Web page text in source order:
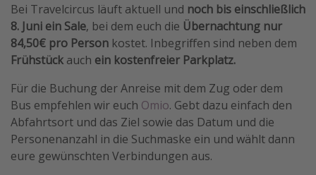
Familienurlaub in der Türkei
Rundreisen in Thailand
Bahnreisen in der Schweiz
Reisepassfreie Reiseziele
Travel Know How
Silvesterreisen
Last Minute Urlaub Mallorca
Bei Travelcircus läuft aktuell und noch bis einschließlich
8. Juni ein Sale, bei dem euch die Übernachtung nur
84,50€ pro Person kostet. Inbegriffen sind neben dem
Frühstück auch ein kostenfreier Parkplatz.
Für die Buchung der Anreise mit dem Zug oder dem
Bus empfehlen wir euch Omio. Gebt dazu einfach den
Abfahrtsort und das Ziel sowie das Datum und die
Personenanzahl in die Suchmaske ein und wählt dann
eure gewünschten Verbindungen aus.